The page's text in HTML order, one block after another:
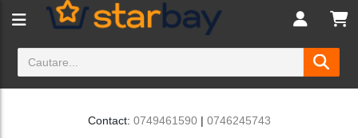
Contact: 0749461590| 0746245743